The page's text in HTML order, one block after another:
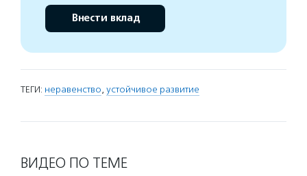
Внести вклад
ТЕГИ: неравенство, устойчивое развитие
ВИДЕО ПО ТЕМЕ